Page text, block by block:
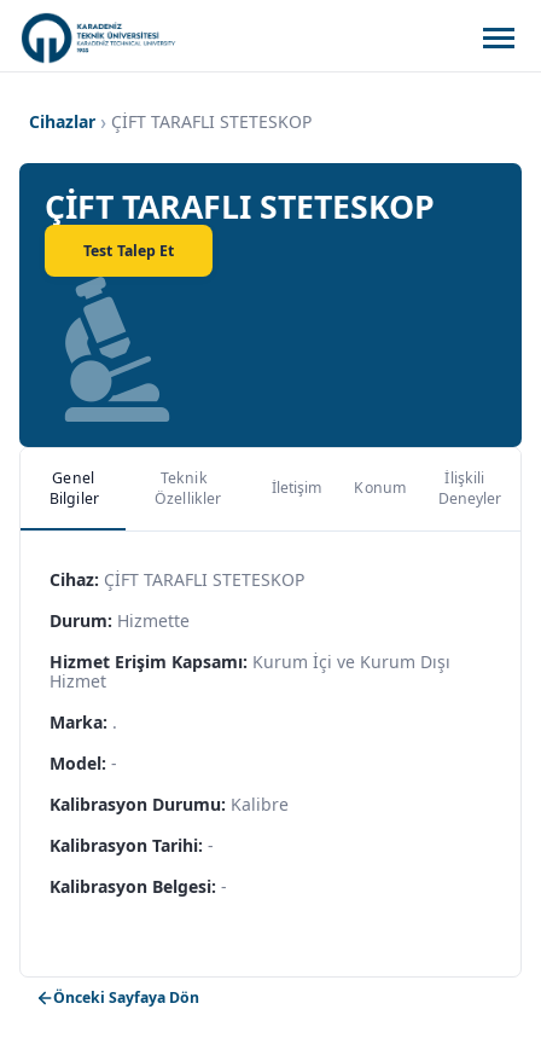
Cihazlar ÇİFT TARAFLI STETESKOP
ÇİFT TARAFLI STETESKOP
Test Talep Et
Genel
Bilgiler
Teknik
Özellikler
İletişim Konum
İlişkili
Deneyler
Cihaz: ÇİFT TARAFLI STETESKOP
Durum: Hizmette
Hizmet Erişim Kapsamı: Kurum İçi ve Kurum Dışı
Hizmet
Marka: .
Model: -
Kalibrasyon Durumu: Kalibre
Kalibrasyon Tarihi: -
Kalibrasyon Belgesi: -
Önceki Sayfaya Dön